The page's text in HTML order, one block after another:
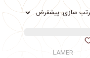
LAMER